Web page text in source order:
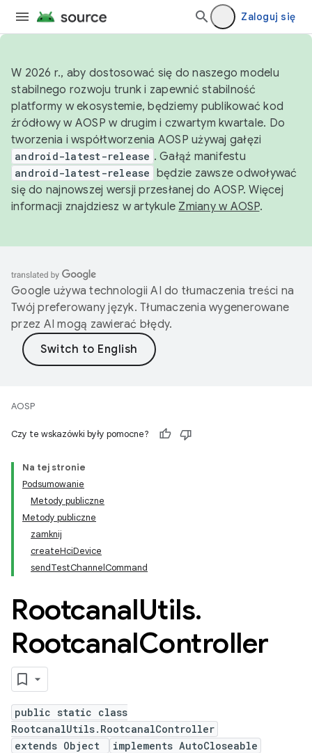
Zaloguj się
W 2026 r., aby dostosować się do naszego modelu
stabilnego rozwoju trunk i zapewnić stabilność
platformy w ekosystemie, będziemy publikować kod
źródłowy w AOSP w drugim i czwartym kwartale. Do
tworzenia i współtworzenia AOSP używaj gałęzi
android-latest-release . Gałąź manifestu
android-latest-release będzie zawsze odwoływać
się do najnowszej wersji przesłanej do AOSP. Więcej
informacji znajdziesz w artykule Zmiany w AOSP.
Google używa technologii AI do tłumaczenia treści na
Twój preferowany język. Tłumaczenia wygenerowane
przez AI mogą zawierać błędy.
AOSP
Czy te wskazówki były pomocne?
Na tej stronie
Podsumowanie
Metody publiczne
Metody publiczne
zamknij
createHciDevice
sendTestChannelCommand
RootcanalUtils.
RootcanalController
public static class
RootcanalUtils.RootcanalController
extends Object
implements AutoCloseable